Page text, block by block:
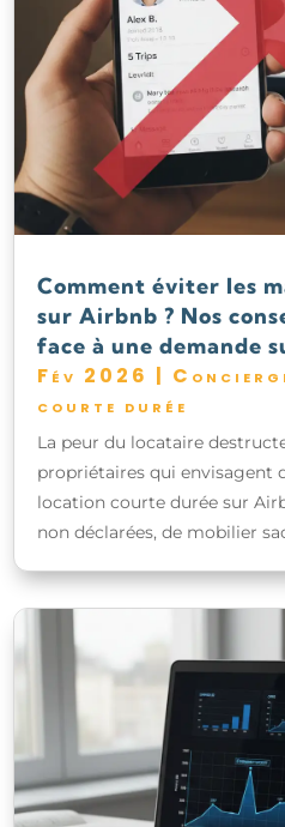
Comment éviter les
sur Airbnb ? Nos
face à une demande
Fév 2026 |
courte durée
La peur du locataire
propriétaires qui envisagent
location courte durée sur
non déclarées, de mobilier